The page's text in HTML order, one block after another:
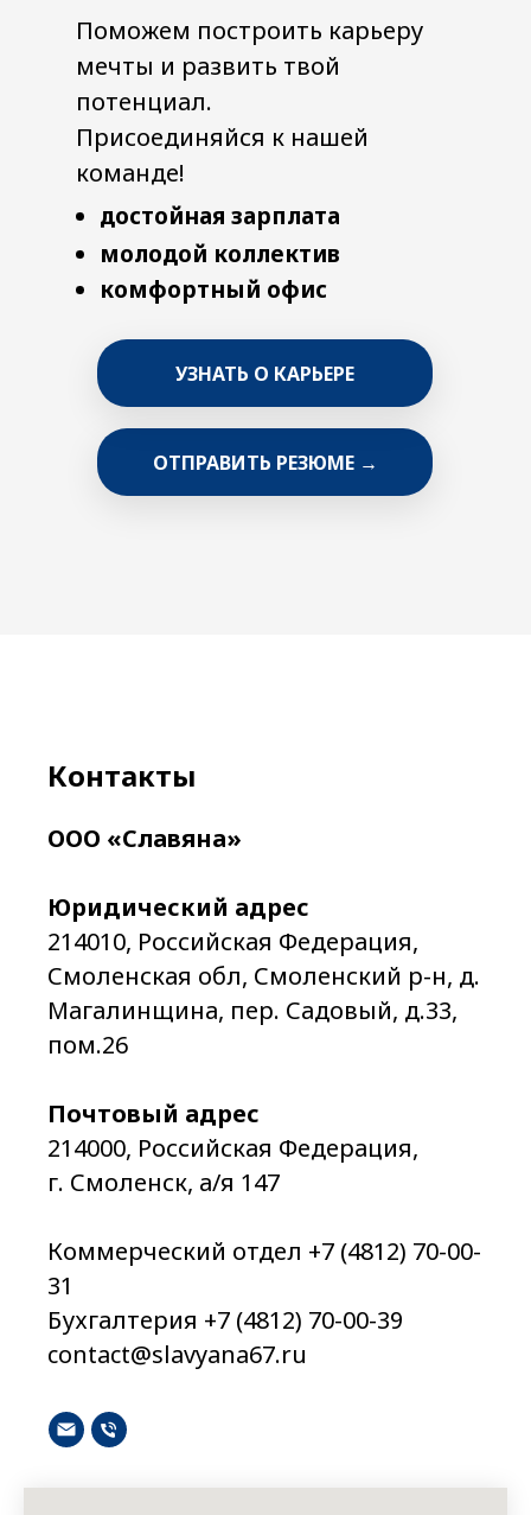
Поможем построить карьеру
мечты и развить твой
потенциал.
Присоединяйся к нашей
команде!
комфортный офис
молодой коллектив
достойная зарплата
ОТПРАВИТЬ РЕЗЮМЕ →
УЗНАТЬ О КАРЬЕРЕ
Контакты
ООО «Славяна»
Юридический адрес
214010, Российская Федерация,
Смоленская обл, Смоленский р-н, д.
Магалинщина, пер. Садовый, д.33,
пом.26
Почтовый адрес
214000, Российская Федерация,
г. Смоленск, а/я 147
Коммерческий отдел +7 (4812) 70-00-
31
Бухгалтерия +7 (4812) 70-00-39
contact@slavyana67.ru